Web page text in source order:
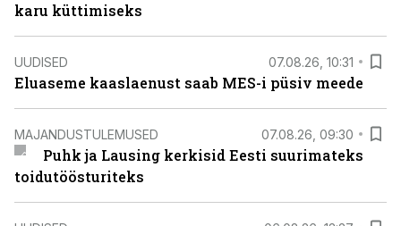
karu küttimiseks
UUDISED 07.08.26, 10:31
Eluaseme kaaslaenust saab MES-i püsiv meede
MAJANDUSTULEMUSED 07.08.26, 09:30
Puhk ja Lausing kerkisid Eesti suurimateks
toidutöösturiteks